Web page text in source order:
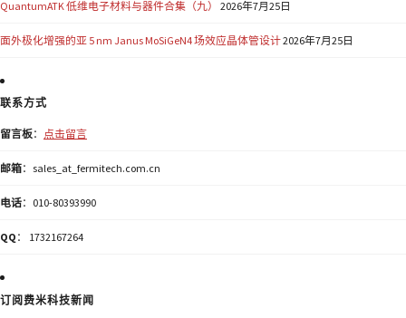
QuantumATK 低维电子材料与器件合集（九） 2026年7月25日
面外极化增强的亚 5 nm Janus MoSiGeN4 场效应晶体管设计2026年7月25日
联系方式
留言板： 点击留言
邮箱：sales_at_fermitech.com.cn
电话：010-80393990
QQ ： 1732167264
订阅费米科技新闻